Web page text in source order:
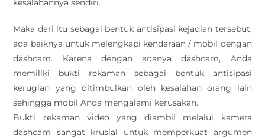
kesalahannya sendiri.
Maka dari itu sebagai bentuk antisipasi kejadian tersebut,
ada baiknya untuk melengkapi kendaraan / mobil dengan
dashcam. Karena dengan adanya dashcam, Anda
memiliki bukti rekaman sebagai bentuk antisipasi
kerugian yang ditimbulkan oleh kesalahan orang lain
sehingga mobil Anda mengalami kerusakan.
Bukti rekaman video yang diambil melalui kamera
dashcam sangat krusial untuk memperkuat argumen